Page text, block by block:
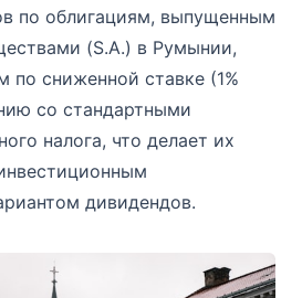
по облигациям, выпущенным
(S.A.) в Румынии,
по сниженной ставке (1%
со стандартными
налога, что делает их
дивидендов.